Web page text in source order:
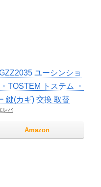
ユーシンショ
TOSTEM トステム ・
鍵(カギ) 交換 取替
レバ
Amazon